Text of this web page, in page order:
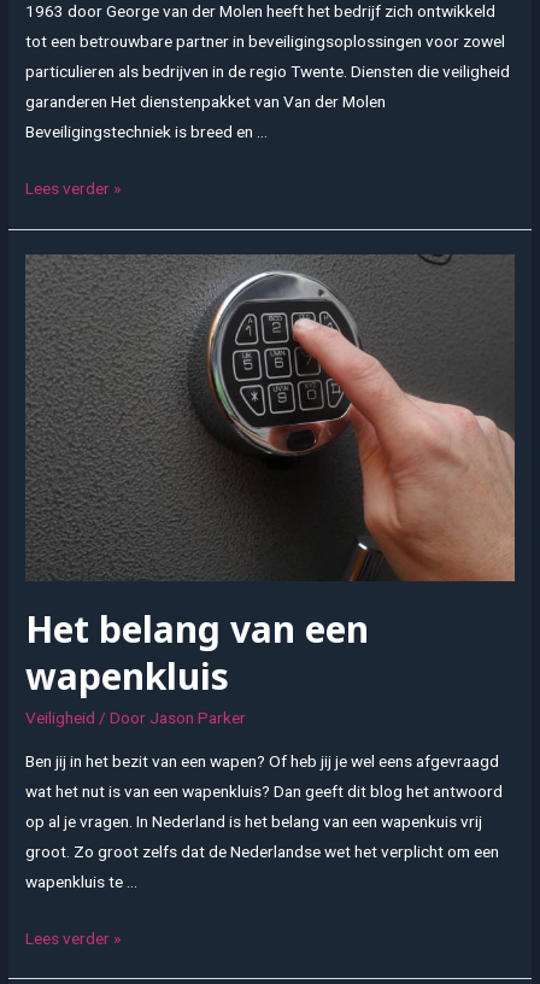
1963 door George van der Molen heeft het bedrijf zich ontwikkeld
tot een betrouwbare partner in beveiligingsoplossingen voor zowel
particulieren als bedrijven in de regio Twente. Diensten die veiligheid
garanderen Het dienstenpakket van Van der Molen
Beveiligingstechniek is breed en …
Maak
Van
der
Molen
Beveiligingstechniek
in
Enschede
Lees verder »
Het belang van een
wapenkluis
Veiligheid / Door Jason Parker
Ben jij in het bezit van een wapen? Of heb jij je wel eens afgevraagd
wat het nut is van een wapenkluis? Dan geeft dit blog het antwoord
op al je vragen. In Nederland is het belang van een wapenkuis vrij
groot. Zo groot zelfs dat de Nederlandse wet het verplicht om een
wapenkluis te …
Het
Lees verder »